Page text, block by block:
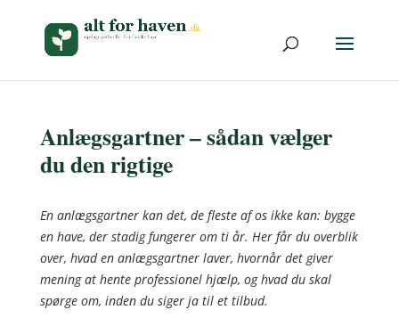
Anlægsgartner – sådan vælger
du den rigtige
En anlægsgartner kan det, de fleste af os ikke kan: bygge
en have, der stadig fungerer om ti år. Her får du overblik
over, hvad en anlægsgartner laver, hvornår det giver
mening at hente professionel hjælp, og hvad du skal
spørge om, inden du siger ja til et tilbud.